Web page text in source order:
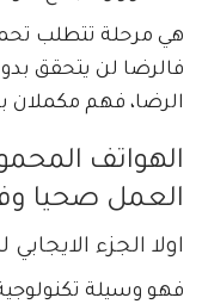
هي مرحلة تتطلب
فالرضا لن يتحقق
الرضا، فهم مكملان
الهواتف
العمل صحيا
اولا الجزء
فهو وسيلة